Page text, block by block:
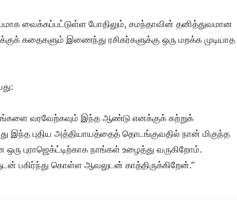
வைக்கப்பட்டுள்ள போதிலும், சமந்தாவின் தனித்துவமான
கதைகளும் இணைந்து ரசிகர்களுக்கு ஒரு மறக்க முடியாத
வரவேற்கவும் இந்த ஆண்டு எனக்குக் கற்றுக்
இந்த புதிய அத்தியாயத்தைத் தொடங்குவதில் நான் மிகுந்த
ஒரு புராஜெக்ட்டிற்காக நாங்கள் உழைத்து வருகிறோம்.
பகிர்ந்து கொள்ள ஆவலுடன் காத்திருக்கிறேன்.”